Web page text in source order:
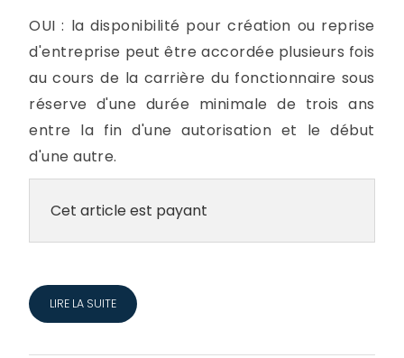
OUI : la disponibilité pour création ou reprise
d'entreprise peut être accordée plusieurs fois
au cours de la carrière du fonctionnaire sous
réserve d'une durée minimale de trois ans
entre la fin d'une autorisation et le début
d'une autre.
Cet article est payant
LIRE LA SUITE